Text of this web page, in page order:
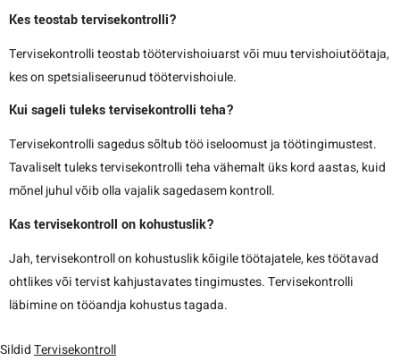
Kes teostab tervisekontrolli?
Tervisekontrolli teostab töötervishoiuarst või muu tervishoiutöötaja,
kes on spetsialiseerunud töötervishoiule.
Kui sageli tuleks tervisekontrolli teha?
Tervisekontrolli sagedus sõltub töö iseloomust ja töötingimustest.
Tavaliselt tuleks tervisekontrolli teha vähemalt üks kord aastas, kuid
mõnel juhul võib olla vajalik sagedasem kontroll.
Kas tervisekontroll on kohustuslik?
Jah, tervisekontroll on kohustuslik kõigile töötajatele, kes töötavad
ohtlikes või tervist kahjustavates tingimustes. Tervisekontrolli
läbimine on tööandja kohustus tagada.
SildidTervisekontroll